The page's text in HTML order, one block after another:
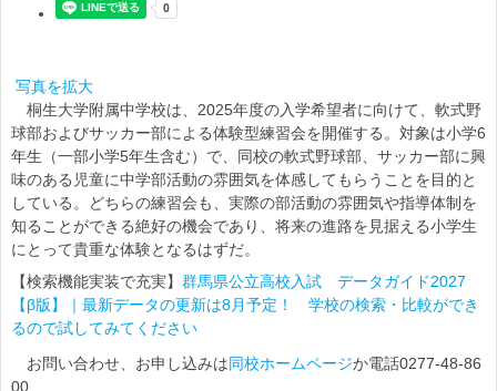
写真を拡大
桐生大学附属中学校は、2025年度の入学希望者に向けて、軟式野
球部およびサッカー部による体験型練習会を開催する。対象は小学6
年生（一部小学5年生含む）で、同校の軟式野球部、サッカー部に興
味のある児童に中学部活動の雰囲気を体感してもらうことを目的と
している。どちらの練習会も、実際の部活動の雰囲気や指導体制を
知ることができる絶好の機会であり、将来の進路を見据える小学生
にとって貴重な体験となるはずだ。
【検索機能実装で充実】 群馬県公立高校入試 データガイド2027
【β版】｜最新データの更新は8月予定！ 学校の検索・比較ができ
るので試してみてください
お問い合わせ、お申し込みは同校ホームページか電話0277-48-86
00